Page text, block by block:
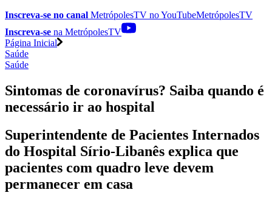
Inscreva-se no canal MetrópolesTV noYouTubeMetrópolesTV
Inscreva-se na MetrópolesTV
Página Inicial
Saúde
Saúde
Sintomas de coronavírus? Saiba quando é
necessário ir ao hospital
Superintendente de Pacientes Internados
do Hospital Sírio-Libanês explica que
pacientes com quadro leve devem
permanecer em casa